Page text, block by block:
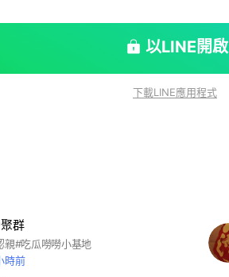
以LINE開啟
下載LINE應用程式
群
親#吃瓜嘮嘮小基地
時前